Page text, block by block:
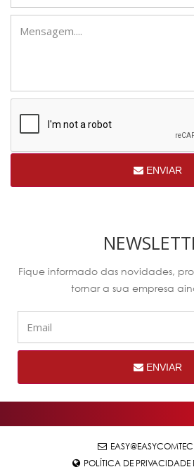
ENVIAR
Fique informado das novidades,
tornar a sua empresa
ENVIAR
POLÍTICA DE PRIVACIDADE